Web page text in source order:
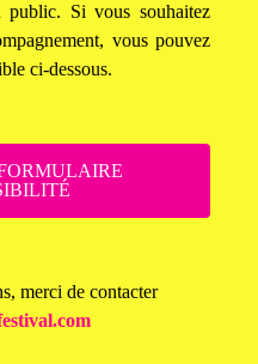
public. Si vous souhaitez
vous pouvez
ci-dessous.
merci de contacter